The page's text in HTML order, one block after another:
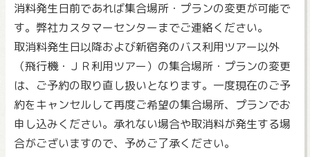
消料発生日前であれば集合場所・プランの変更が可能で
す。弊社カスタマーセンターまでご連絡ください。
取消料発生日以降および新宿発のバス利用ツアー以外
（飛行機・ＪＲ利用ツアー）の集合場所・プランの変更
は、ご予約の取り直し扱いとなります。一度現在のご予
約をキャンセルして再度ご希望の集合場所、プランでお
申し込みください。承れない場合や取消料が発生する場
合がございますので、予めご了承ください。